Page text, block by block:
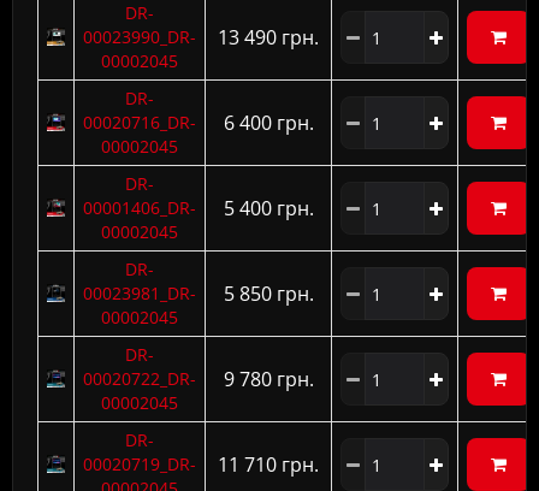
DR-
00023990_DR-
00002045
13 490 грн.
DR-
00020716_DR-
00002045
6 400 грн.
DR-
00001406_DR-
00002045
5 400 грн.
DR-
00023981_DR-
00002045
5 850 грн.
DR-
00020722_DR-
00002045
9 780 грн.
DR-
00020719_DR-
11 710 грн.